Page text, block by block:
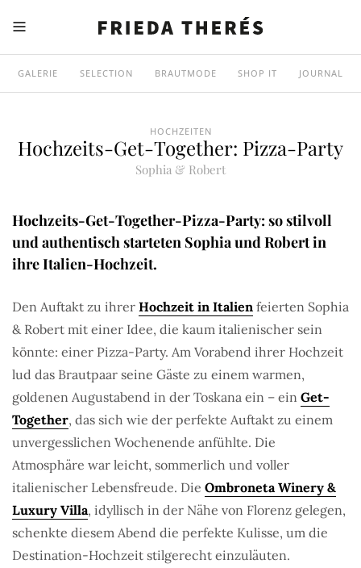
GALERIE SELECTION BRAUTMODE SHOP IT JOURNAL
HOCHZEITEN
Hochzeits-Get-Together: Pizza-Party
Sophia & Robert
Hochzeits-Get-Together-Pizza-Party: so stilvoll
und authentisch starteten Sophia und Robert in
ihre Italien-Hochzeit.
Den Auftakt zu ihrer Hochzeit in Italien feierten Sophia
& Robert mit einer Idee, die kaum italienischer sein
könnte: einer Pizza-Party. Am Vorabend ihrer Hochzeit
lud das Brautpaar seine Gäste zu einem warmen,
goldenen Augustabend in der Toskana ein – ein Get-
Together, das sich wie der perfekte Auftakt zu einem
unvergesslichen Wochenende anfühlte. Die
Atmosphäre war leicht, sommerlich und voller
italienischer Lebensfreude. Die Ombroneta Winery &
Luxury Villa, idyllisch in der Nähe von Florenz gelegen,
schenkte diesem Abend die perfekte Kulisse, um die
Destination-Hochzeit stilgerecht einzuläuten.